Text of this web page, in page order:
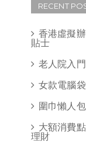
RECENT
香港虛擬
貼士
老人院入
女款電腦
圍巾懶人
大額消費
理財